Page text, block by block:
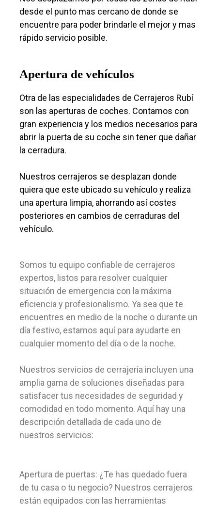
desde el punto mas cercano de donde se
encuentre para poder brindarle el mejor y mas
rápido servicio posible.
Apertura de vehículos
Otra de las especialidades de Cerrajeros Rubí
son las aperturas de coches. Contamos con
gran experiencia y los medios necesarios para
abrir la puerta de su coche sin tener que dañar
la cerradura.
Nuestros cerrajeros se desplazan donde
quiera que este ubicado su vehículo y realiza
una apertura limpia, ahorrando así costes
posteriores en cambios de cerraduras del
vehículo.
Somos tu equipo confiable de cerrajeros
expertos, listos para resolver cualquier
situación de emergencia con la máxima
eficiencia y profesionalismo. Ya sea que te
encuentres en medio de la noche o durante un
día festivo, estamos aquí para ayudarte en
cualquier momento del día o de la noche.
Nuestros servicios de cerrajería incluyen una
amplia gama de soluciones diseñadas para
satisfacer tus necesidades de seguridad y
comodidad en todo momento. Aquí hay una
descripción detallada de cada uno de
nuestros servicios:
Apertura de puertas: ¿Te has quedado fuera
de tu casa o tu negocio? Nuestros cerrajeros
están equipados con las herramientas